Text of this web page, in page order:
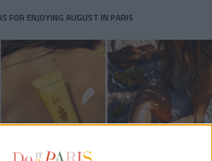
FOR ENJOYING AUGUST IN PARIS